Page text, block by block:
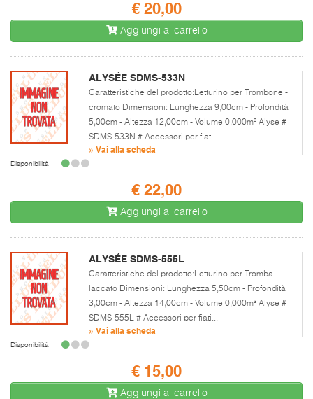
€ 20,00
Aggiungi al carrello
ALYSÉE SDMS-533N
Caratteristiche del prodotto:Letturino per Trombone -
cromato Dimensioni: Lunghezza 9,00cm - Profondità
5,00cm - Altezza 12,00cm - Volume 0,000m³ Alyse #
SDMS-533N # Accessori per fiat...
» Vai alla scheda
Disponibilità:
€ 22,00
Aggiungi al carrello
ALYSÉE SDMS-555L
Caratteristiche del prodotto:Letturino per Tromba -
laccato Dimensioni: Lunghezza 5,50cm - Profondità
3,00cm - Altezza 14,00cm - Volume 0,000m³ Alyse #
SDMS-555L # Accessori per fiati...
» Vai alla scheda
Disponibilità:
€ 15,00
Aggiungi al carrello